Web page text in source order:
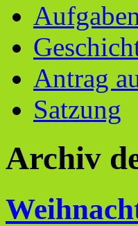
Antrag
Satzung
Archiv